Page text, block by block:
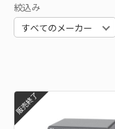
絞込み
販売終了